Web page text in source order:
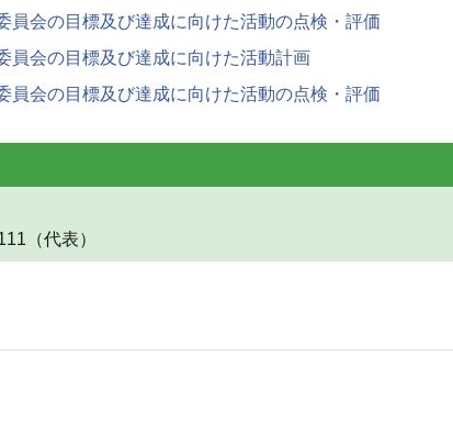
員会の目標及び達成に向けた活動の点検・評価
員会の目標及び達成に向けた活動計画
員会の目標及び達成に向けた活動の点検・評価
（代表）